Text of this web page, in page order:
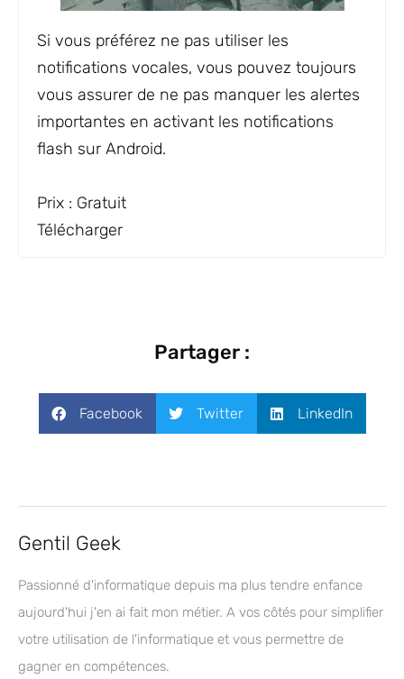
Si vous préférez ne pas utiliser les
notifications vocales, vous pouvez toujours
vous assurer de ne pas manquer les alertes
importantes en activant les notifications
flash sur Android.
Prix ​​: Gratuit
Télécharger
Partager :
Facebook Twitter LinkedIn
Gentil Geek
Passionné d'informatique depuis ma plus tendre enfance
aujourd'hui j'en ai fait mon métier. A vos côtés pour simplifier
votre utilisation de l'informatique et vous permettre de
gagner en compétences.